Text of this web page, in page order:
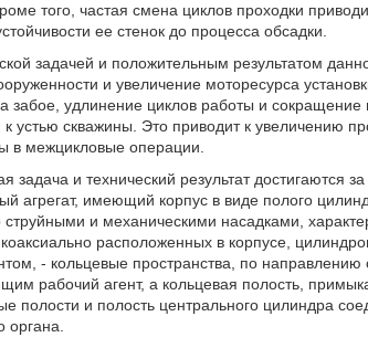
того, частая смена циклов проходки
ее стенок до процесса обсадки.
задачей и положительным результатом
и увеличение моторесурса
забое, удлинение циклов работы и
к устью скважины. Это приводит к увеличению
в межцикловые операции.
задача и технический результат достигаются
агрегат, имеющий корпус в виде полого
струйными и механическими насадками,
расположенных в корпусе,
- кольцевые пространства, по направлению
рабочий агент, а кольцевая полость,
полости и полость центрального цилиндра
органа.